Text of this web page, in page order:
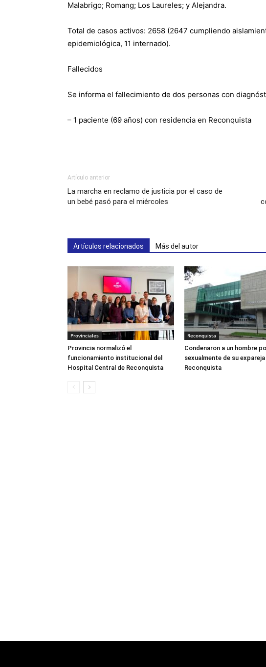
Malabrigo; Romang; Los Laureles; y Alejandra.
Total de casos activos: 2658 (2647 cumpliendo
epidemiológica, 11 internado).
Fallecidos
Se informa el fallecimiento de dos personas con
– 1 paciente (69 años) con residencia en Reconquista
Artículo anterior
La marcha en reclamo de justicia por el caso de
un bebé pasó para el miércoles
Artículos relacionados Más del autor
Provinciales
Provincia normalizó el
funcionamiento institucional del
Hospital Central de Reconquista
Reconquista
Condenaron a un hombre
sexualmente de su expareja
Reconquista